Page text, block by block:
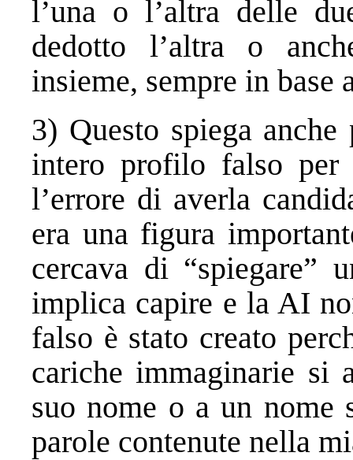
l’una o l’altra delle
dedotto l’altra o
insieme, sempre in base
3) Questo spiega
intero profilo falso per
l’errore di averla
era una figura
cercava di “spiegare”
implica capire e la AI
falso è stato creato
cariche immaginarie si
suo nome o a un nome
parole contenute nella